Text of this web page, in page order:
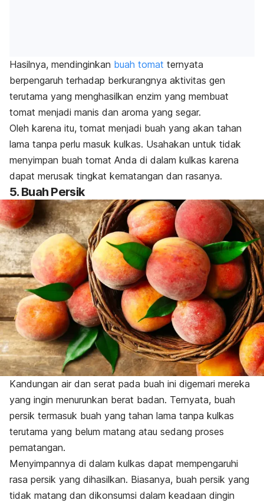
Hasilnya, mendinginkan buah tomat ternyata
berpengaruh terhadap berkurangnya aktivitas gen
terutama yang menghasilkan enzim yang membuat
tomat menjadi manis dan aroma yang segar.
Oleh karena itu, tomat menjadi buah yang akan tahan
lama tanpa perlu masuk kulkas. Usahakan untuk tidak
menyimpan buah tomat Anda di dalam kulkas karena
dapat merusak tingkat kematangan dan rasanya.
5. Buah Persik
Kandungan air dan serat pada buah ini digemari mereka
yang ingin menurunkan berat badan. Ternyata, buah
persik termasuk buah yang tahan lama tanpa kulkas
terutama yang belum matang atau sedang proses
pematangan.
Menyimpannya di dalam kulkas dapat mempengaruhi
rasa persik yang dihasilkan. Biasanya, buah persik yang
tidak matang dan dikonsumsi dalam keadaan dingin